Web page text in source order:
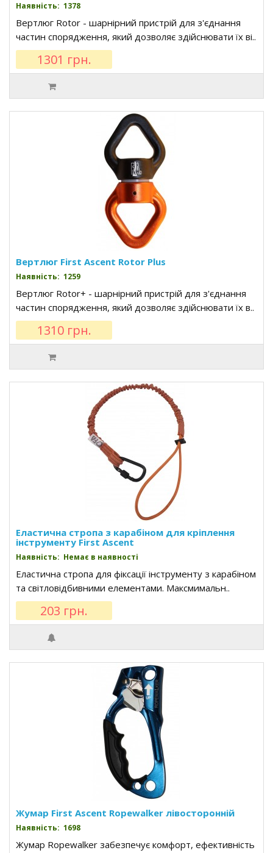
Наявність: 1378
Вертлюг Rotor - шарнірний пристрій для з'єднання
частин спорядження, який дозволяє здійснювати їх ві..
1301 грн.
Вертлюг First Ascent Rotor Plus
Наявність: 1259
Вертлюг Rotor+ - шарнірний пристрій для з'єднання
частин спорядження, який дозволяє здійснювати їх в..
1310 грн.
Еластична стропа з карабіном для кріплення
інструменту First Ascent
Наявність: Немає в наявності
Еластична стропа для фіксації інструменту з карабіном
та світловідбивними елементами. Максмимальн..
203 грн.
Жумар First Ascent Ropewalker лівосторонній
Наявність: 1698
Жумар Ropewalker забезпечує комфорт, ефективність